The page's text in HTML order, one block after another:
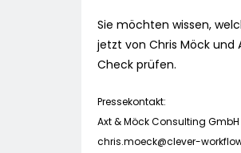
Sie möchten wissen,
jetzt von Chris Möck
Check prüfen.
Pressekontakt:
Axt & Möck Consulting GmbH
chris.moeck@clever-